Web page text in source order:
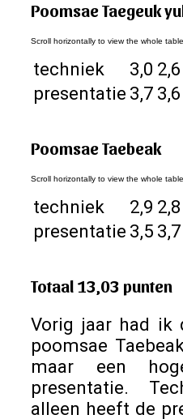
Poomsae Taegeuk
techniek 3,0 2,6
presentatie 3,7 3,6
Poomsae Taebeak
techniek 2,9 2,8
presentatie 3,5 3,7
Totaal 13,03 punten
Vorig jaar had ik
poomsae
maar een
presentatie.
alleen heeft de